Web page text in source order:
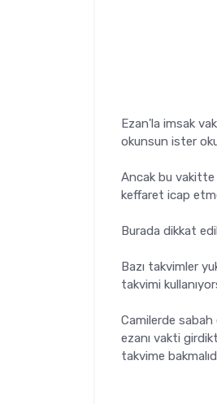
Ezan'la imsak
okunsun ister
Ancak bu vakitte
keffaret icap
Burada dikkat
Bazı takvimler
takvimi
Camilerde
ezanı vakti
takvime